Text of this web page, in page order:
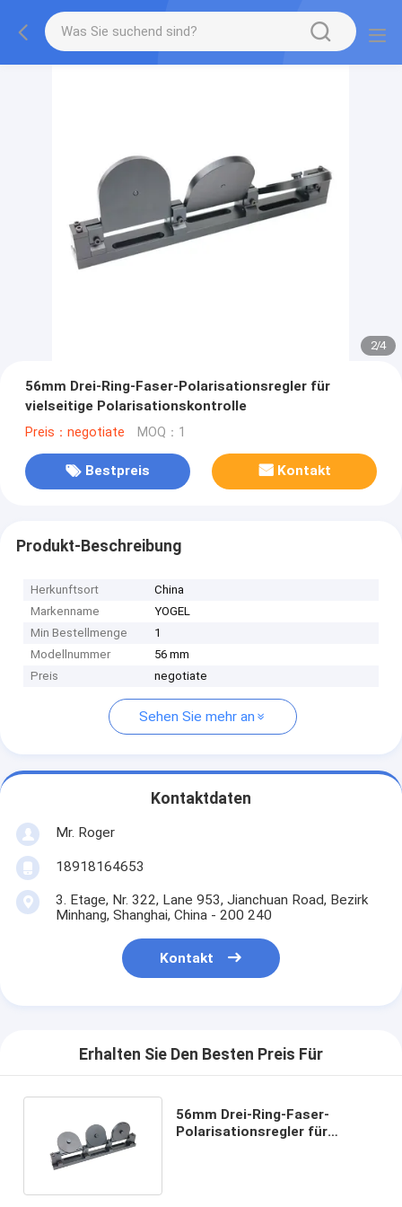
2/4
56mm Drei-Ring-Faser-Polarisationsregler für
vielseitige Polarisationskontrolle
Preis：negotiate MOQ：1
Bestpreis Kontakt
Produkt-Beschreibung
Herkunftsort
China
Markenname
YOGEL
Min Bestellmenge
1
Modellnummer
56 mm
Preis
negotiate
Sehen Sie mehr an
Kontaktdaten
Mr. Roger
18918164653
3. Etage, Nr. 322, Lane 953, Jianchuan Road, Bezirk
Minhang, Shanghai, China - 200 240
Kontakt
Erhalten Sie Den Besten Preis Für
56mm Drei-Ring-Faser-
Polarisationsregler für